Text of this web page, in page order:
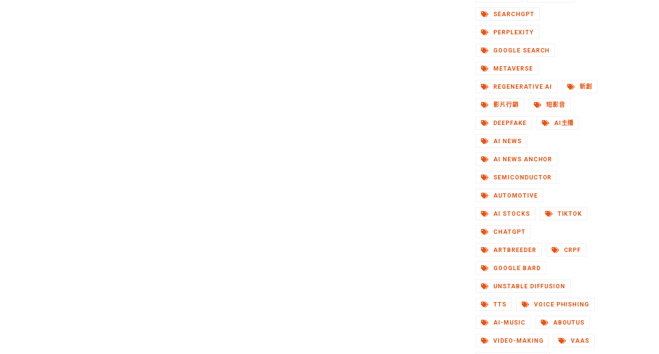
SEARCHGPT
PERPLEXITY
GOOGLE SEARCH
METAVERSE
REGENERATIVE AI 新創
影片行銷 短影音
DEEPFAKE AI主播
AI NEWS
AI NEWS ANCHOR
SEMICONDUCTOR
AUTOMOTIVE
AI STOCKS TIKTOK
CHATGPT
ARTBREEDER CRPF
GOOGLE BARD
UNSTABLE DIFFUSION
TTS VOICE PHISHING
AI-MUSIC ABOUTUS
VIDEO-MAKING VAAS